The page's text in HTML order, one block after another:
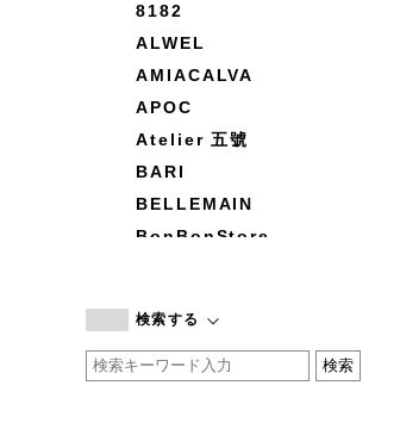
8182
ALWEL
AMIACALVA
APOC
Atelier 五號
BARI
BELLEMAIN
BonBonStore
by basics
CATWORTH
検索する